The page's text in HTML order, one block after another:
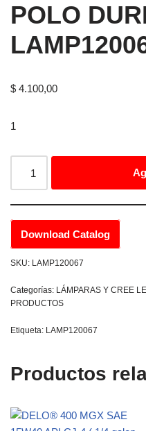
POLO
$ 4.100,00
1
Download Catalog
SKU: LAMP120067
Categorías: LÁMPARAS Y CREE
PRODUCTOS
Etiqueta: LAMP120067
Productos